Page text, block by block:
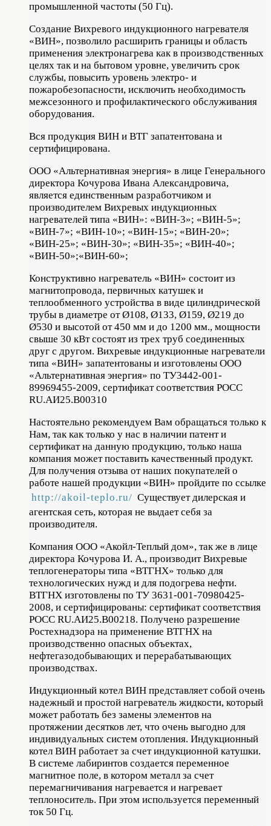
промышленной частоты (50 Гц).
Создание Вихревого индукционного нагревателя
«ВИН», позволило расширить границы и область
применения электронагрева как в производственных
целях так и на бытовом уровне, увеличить срок
службы, повысить уровень электро- и
пожаробезопасности, исключить необходимость
межсезонного и профилактического обслуживания
оборудования.
Вся продукция ВИН и ВТГ запатентована и
сертифицирована.
ООО «Альтернативная энергия» в лице Генерального
директора Кочурова Ивана Александровича,
является единственным разработчиком и
производителем Вихревых индукционных
нагревателей типа «ВИН»: «ВИН-3»; «ВИН-5»;
«ВИН-7»; «ВИН-10»; «ВИН-15»; «ВИН-20»;
«ВИН-25»; «ВИН-30»; «ВИН-35»; «ВИН-40»;
«ВИН-50»;«ВИН-60»;
Конструктивно нагреватель «ВИН» состоит из
магнитопровода, первичных катушек и
теплообменного устройства в виде цилиндрической
трубы в диаметре от Ø108, Ø133, Ø159, Ø219 до
Ø530 и высотой от 450 мм и до 1200 мм., мощности
свыше 30 кВт состоят из трех труб соединенных
друг с другом. Вихревые индукционные нагреватели
типа «ВИН» запатентованы и изготовлены ООО
«Альтернативная энергия» по ТУ3442-001-
89969455-2009, сертификат соответствия РОСС
RU.АИ25.В00310
Настоятельно рекомендуем Вам обращаться только к
Нам, так как только у нас в наличии патент и
сертификат на данную продукцию, только наша
компания может поставить качественный продукт.
Для получения отзыва от наших покупателей о
работе нашей продукции «ВИН» пройдите по ссылке
http://akoil-teplo.ru/ Существует дилерская и
агентская сеть, которая не выдает себя за
производителя.
Компания ООО «Акойл-Теплый дом», так же в лице
директора Кочурова И. А., производит Вихревые
теплогенераторы типа «ВТГНХ» только для
технологических нужд и для подогрева нефти.
ВТГНХ изготовлены по ТУ 3631-001-70980425-
2008, и сертифицированы: сертификат соответствия
РОСС RU.АИ25.В00218. Получено разрешение
Ростехнадзора на применение ВТГНХ на
производственно опасных объектах,
нефтегазодобывающих и перерабатывающих
производствах.
Индукционный котел ВИН представляет собой очень
надежный и простой нагреватель жидкости, который
может работать без замены элементов на
протяжении десятков лет, что очень выгодно для
индивидуальных систем отопления. Индукционный
котел ВИН работает за счет индукционной катушки.
В системе лабиринтов создается переменное
магнитное поле, в котором металл за счет
перемагничивания нагревается и нагревает
теплоноситель. При этом используется переменный
ток 50 Гц.